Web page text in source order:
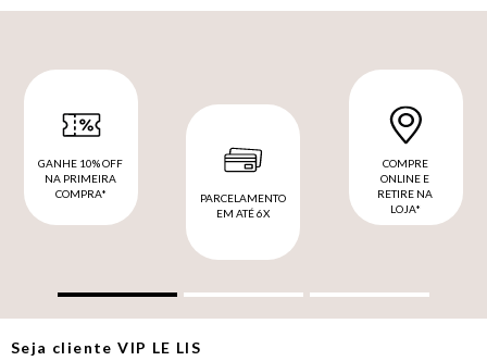
GANHE 10% OFF
NA PRIMEIRA
COMPRA*
PARCELAMENTO
EM ATÉ 6X
COMPRE
ONLINE E
RETIRE NA
LOJA*
Seja clienteVIP LE LIS